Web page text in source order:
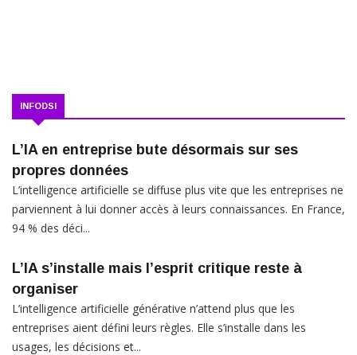
INFODSI
L’IA en entreprise bute désormais sur ses
propres données
L’intelligence artificielle se diffuse plus vite que les entreprises ne
parviennent à lui donner accès à leurs connaissances. En France,
94 % des déci...
L’IA s’installe mais l’esprit critique reste à
organiser
L’intelligence artificielle générative n’attend plus que les
entreprises aient défini leurs règles. Elle s’installe dans les
usages, les décisions et...